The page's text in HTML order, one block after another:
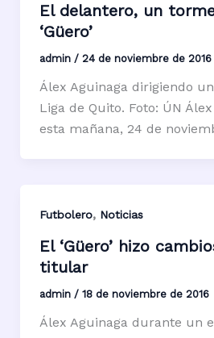
El delantero, un
‘Güero’
admin / 24 de noviembre de 2016
Álex Aguinaga dirigiendo
Liga de Quito. Foto: ÚN
esta mañana, 24 de
Futbolero, Noticias
El ‘Güero’ hizo
titular
admin / 18 de noviembre de 2016
Álex Aguinaga durante un